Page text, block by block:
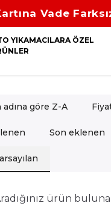
5 Taksit!
YIKAMACILARA ÖZEL
adına göre Z-A
Son eklenen
ürün